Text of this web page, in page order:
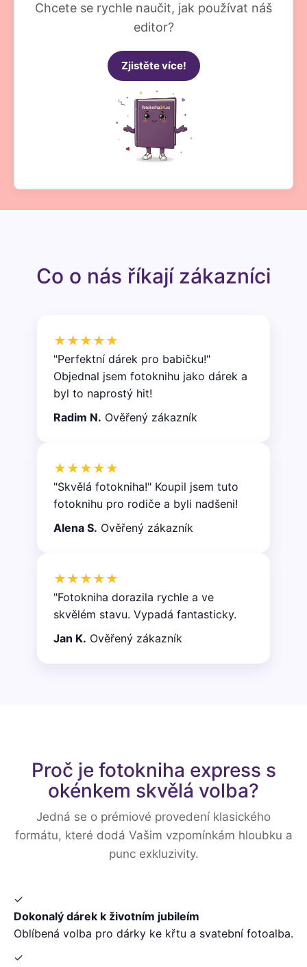
Chcete se rychle naučit, jak používat náš
editor?
Zjistěte více!
Co o nás říkají zákazníci
★★★★★
"Perfektní dárek pro babičku!"
Objednal jsem fotoknihu jako dárek a
byl to naprostý hit!
Radim N. Ověřený zákazník
★★★★★
"Skvělá fotokniha!" Koupil jsem tuto
fotoknihu pro rodiče a byli nadšeni!
Alena S. Ověřený zákazník
★★★★★
"Fotokniha dorazila rychle a ve
skvělém stavu. Vypadá fantasticky.
Jan K. Ověřený zákazník
Proč je fotokniha express s
okénkem skvělá volba?
Jedná se o prémiové provedení klasického
formátu, které dodá Vašim vzpomínkám hloubku a
punc exkluzivity.
✓
Dokonalý dárek k životním jubileím
Oblíbená volba pro dárky ke křtu a svatební fotoalba.
✓